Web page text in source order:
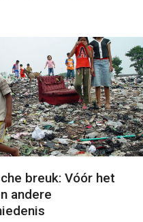
breuk: Vóór het
andere